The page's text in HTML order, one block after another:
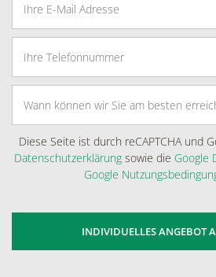
Diese Seite ist durch reCAPTCHA und
Datenschutzerklärung sowie die Google
Google